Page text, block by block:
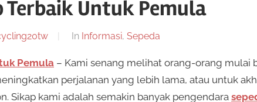
Terbaik Untuk Pemula
In Informasi, Sepeda
Pemula – Kami senang melihat orang-orang mulai
perjalanan yang lebih lama, atau untuk
Sikap kami adalah semakin banyak pengendara